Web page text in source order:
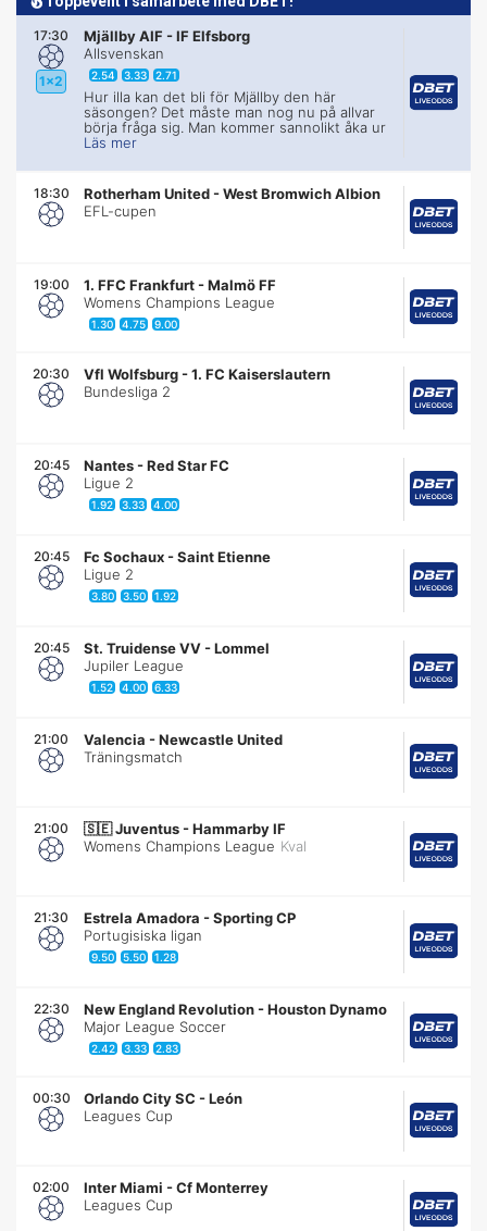
17:30
1x2
Mjällby AIF -IF Elfsborg
Allsvenskan
2.54 3.33 2.71
Hur illa kan det bli för Mjällby den här
säsongen? Det måste man nog nu på allvar
börja fråga sig. Man kommer sannolikt åka ur
Läs mer
18:30 Rotherham United -West Bromwich Albion
EFL-cupen
19:00 1. FFC Frankfurt -Malmö FF
Womens Champions League
1.30 4.75 9.00
20:30 Vfl Wolfsburg -1. FC Kaiserslautern
Bundesliga 2
20:45 Nantes -Red Star FC
Ligue 2
1.92 3.33 4.00
20:45 Fc Sochaux -Saint Etienne
Ligue 2
3.80 3.50 1.92
20:45 St. Truidense VV -Lommel
Jupiler League
1.52 4.00 6.33
21:00 Valencia -Newcastle United
Träningsmatch
21:00 🇸🇪Juventus -Hammarby IF
Womens Champions League Kval
21:30 Estrela Amadora -Sporting CP
Portugisiska ligan
9.50 5.50 1.28
22:30 New England Revolution -Houston Dynamo
Major League Soccer
2.42 3.33 2.83
00:30 Orlando City SC -León
Leagues Cup
02:00 Inter Miami -Cf Monterrey
Leagues Cup